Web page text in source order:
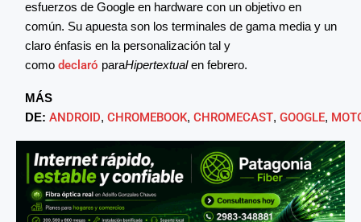
esfuerzos de Google en hardware con un objetivo en
común. Su apuesta son los terminales de gama media y un
claro énfasis en la personalización tal y
como declaró paraHipertextualen febrero.
MÁS
DE: ANDROID, CHROMEBOOK, CHROMECAST, GOOGLE,